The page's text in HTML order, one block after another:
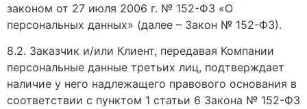
законом от 27 июля 2006 г. № 152-ФЗ «О
персональных данных» (далее – Закон № 152-ФЗ).
8.2. Заказчик и/или Клиент, передавая Компании
персональные данные третьих лиц, подтверждает
наличие у него надлежащего правового основания в
соответствии с пунктом 1 статьи 6 Закона № 152-ФЗ